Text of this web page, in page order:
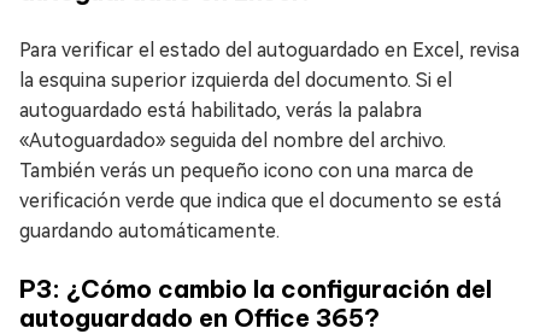
Para verificar el estado del autoguardado en Excel, revisa
la esquina superior izquierda del documento. Si el
autoguardado está habilitado, verás la palabra
«Autoguardado» seguida del nombre del archivo.
También verás un pequeño icono con una marca de
verificación verde que indica que el documento se está
guardando automáticamente.
P3: ¿Cómo cambio la configuración del
autoguardado en Office 365?